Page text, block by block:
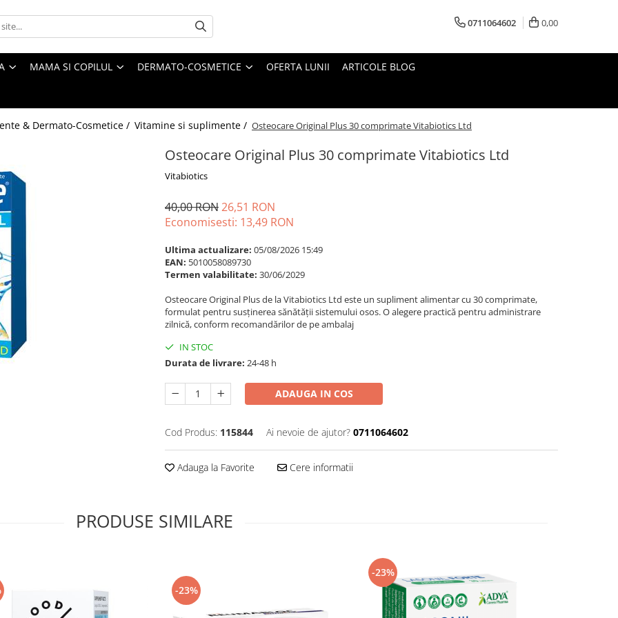
0711064602 0,00
MAMA SI COPILUL DERMATO-COSMETICE OFERTA LUNII ARTICOLE BLOG
& Dermato-Cosmetice / Vitamine si suplimente / Osteocare Original Plus 30 comprimate Vitabiotics Ltd
Osteocare Original Plus 30 comprimate Vitabiotics Ltd
Vitabiotics
40,00 RON26,51 RON
Economisesti: 13,49 RON
Ultima actualizare: 05/08/2026 15:49
EAN: 5010058089730
Termen valabilitate: 30/06/2029
Osteocare Original Plus de la Vitabiotics Ltd este un supliment alimentar cu 30 comprimate,
formulat pentru susținerea sănătății sistemului osos. O alegere practică pentru administrare
zilnică, conform recomandărilor de pe ambalaj
IN STOC
Durata de livrare: 24-48 h
ADAUGA IN COS
Cod Produs: 115844 Ai nevoie de ajutor? 0711064602
Adauga la Favorite Cere informatii
PRODUSE SIMILARE
-23%
-23%